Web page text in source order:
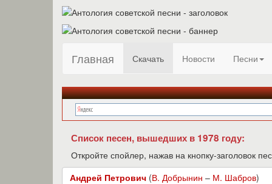
Главная Скачать Новости Песни
Список песен, вышедших в 1978 году:
Откройте спойлер, нажав на кнопку-заголовок
Андрей Петрович (В. Добрынин – М. Шабров)